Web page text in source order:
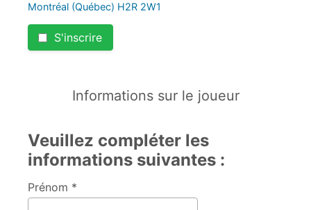
Montréal (Québec) H2R 2W1
S'inscrire
Informations sur le joueur
Veuillez compléter les
informations suivantes :
Prénom *